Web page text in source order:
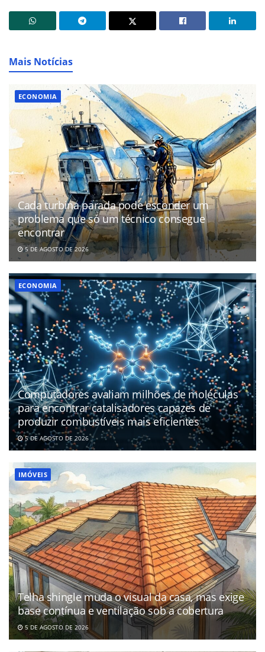
Mais Notícias
ECONOMIA
Cada turbina parada pode esconder um
problema que só um técnico consegue
encontrar
5 DE AGOSTO DE 2026
ECONOMIA
Computadores avaliam milhões de moléculas
para encontrar catalisadores capazes de
produzir combustíveis mais eficientes
5 DE AGOSTO DE 2026
IMÓVEIS
Telha shingle muda o visual da casa, mas exige
base contínua e ventilação sob a cobertura
5 DE AGOSTO DE 2026